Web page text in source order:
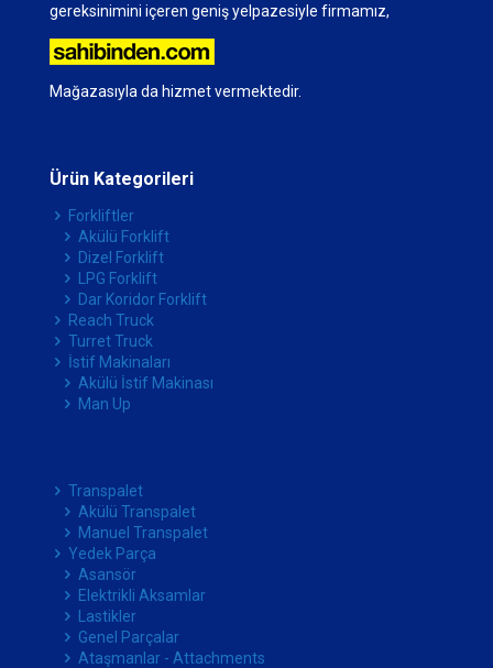
gereksinimini içeren geniş yelpazesiyle firmamız,
Mağazasıyla da hizmet vermektedir.
Ürün Kategorileri
Forkliftler
Akülü Forklift
Dizel Forklift
LPG Forklift
Dar Koridor Forklift
Reach Truck
Turret Truck
İstif Makinaları
Akülü İstif Makinası
Man Up
Transpalet
Akülü Transpalet
Manuel Transpalet
Yedek Parça
Asansör
Elektrikli Aksamlar
Lastikler
Genel Parçalar
Ataşmanlar - Attachments